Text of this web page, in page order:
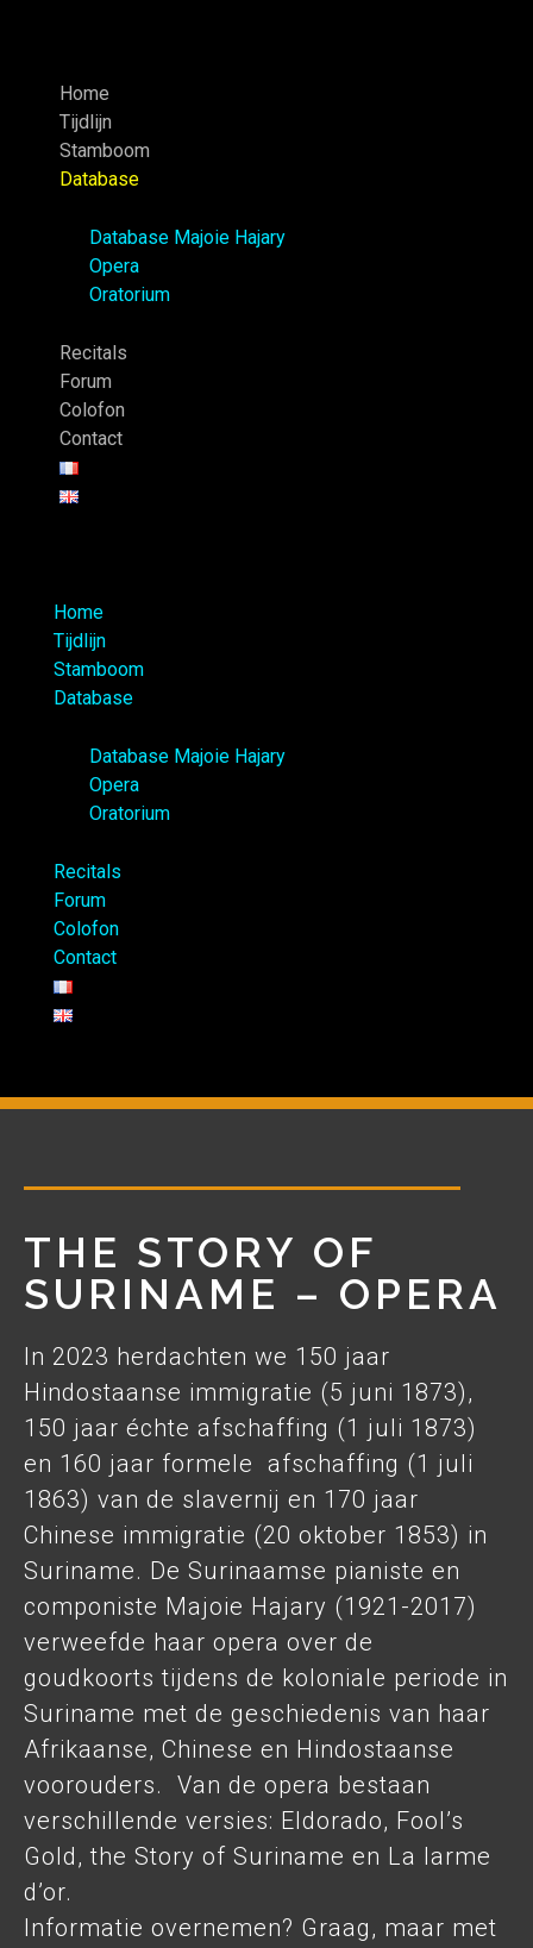
Home
Tijdlijn
Stamboom
Database
Database Majoie Hajary
Opera
Oratorium
Recitals
Forum
Colofon
Contact
Home
Tijdlijn
Stamboom
Database
Database Majoie Hajary
Opera
Oratorium
Recitals
Forum
Colofon
Contact
THE STORY OF
SURINAME – OPERA​
In 2023 herdachten we 150 jaar
Hindostaanse immigratie (5 juni 1873),
150 jaar échte afschaffing (1 juli 1873)
en 160 jaar formele afschaffing (1 juli
1863) van de slavernij en 170 jaar
Chinese immigratie (20 oktober 1853) in
Suriname. De Surinaamse pianiste en
componiste Majoie Hajary (1921-2017)
verweefde haar opera over de
goudkoorts tijdens de koloniale periode in
Suriname met de geschiedenis van haar
Afrikaanse, Chinese en Hindostaanse
voorouders. Van de opera bestaan
verschillende versies: Eldorado, Fool’s
Gold, the Story of Suriname en La larme
d’or.
Informatie overnemen? Graag, maar met